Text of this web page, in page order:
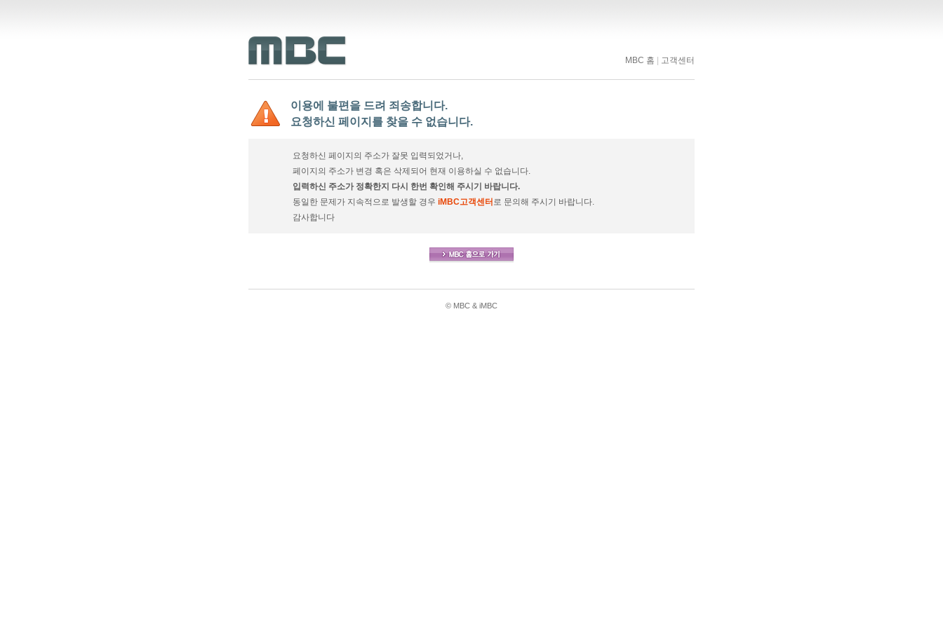
MBC 홈 고객센터
이용에 불편을 드려 죄송합니다.
요청하신 페이지를 찾을 수 없습니다.
요청하신 페이지의 주소가 잘못 입력되었거나,
페이지의 주소가 변경 혹은 삭제되어 현재 이용하실 수 없습니다.
입력하신 주소가 정확한지 다시 한번 확인해 주시기 바랍니다.
동일한 문제가 지속적으로 발생할 경우 iMBC고객센터 로 문의해 주시기 바랍니다.
감사합니다
© MBC & iMBC